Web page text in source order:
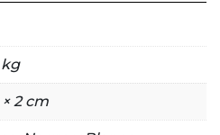
× 2 cm